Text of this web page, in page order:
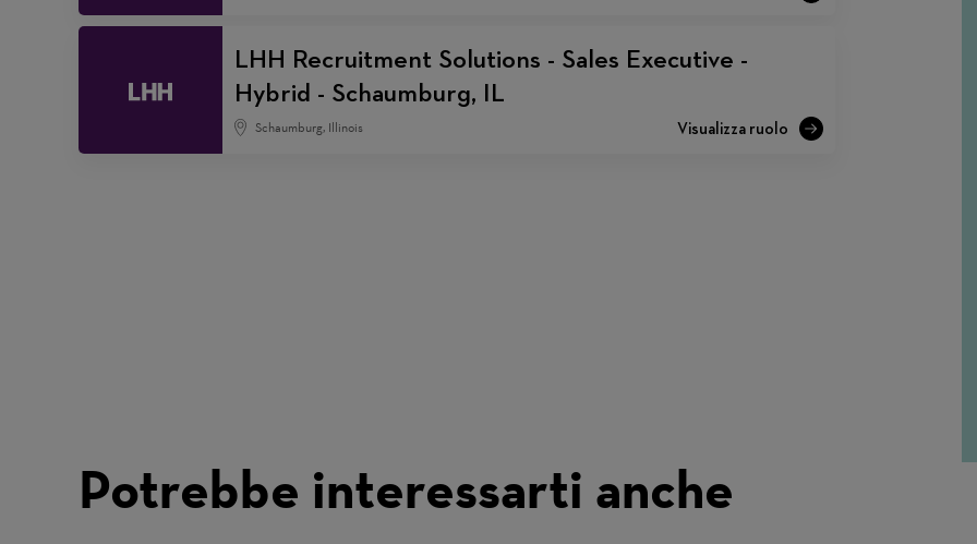
LHH Recruitment Solutions - Sales Executive -
Hybrid - Schaumburg, IL
Schaumburg, Illinois
Potrebbe interessarti anche